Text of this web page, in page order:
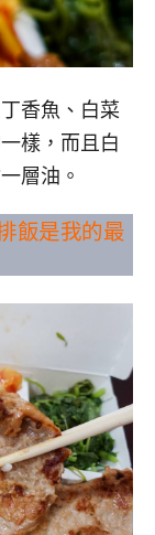
香魚、白菜
樣，而且白
層油。
飯是我的最